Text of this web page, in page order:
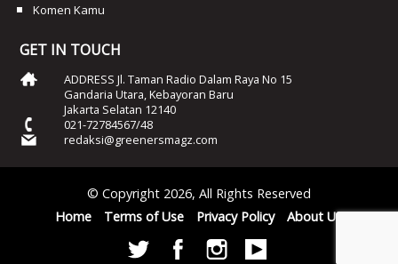
Komen Kamu
GET IN TOUCH
ADDRESS Jl. Taman Radio Dalam Raya No 15
Gandaria Utara, Kebayoran Baru
Jakarta Selatan 12140
021-72784567/48
redaksi@greenersmagz.com
© Copyright 2026, All Rights Reserved
Home
Terms of Use Privacy Policy About Us